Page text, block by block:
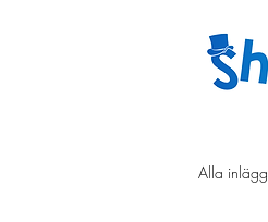
Alla inlägg